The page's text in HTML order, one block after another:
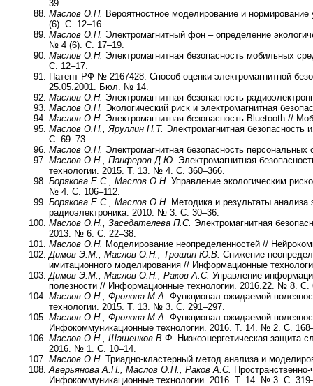
39.
Маслов О.Н. Вероятностное моделирование и
(6). С. 12–16.
Маслов О.Н. Электромагнитный фон – определение
№ 4 (6). С. 17–19.
Маслов О.Н. Электромагнитная безопасность мобильных
С. 12–17.
Патент РФ № 2167428. Способ оценки электромагнитной
25.05.2001. Бюл. № 14.
Маслов О.Н. Электромагнитная безопасность
Маслов О.Н. Экологический риск и электромагнитная
Маслов О.Н. Электромагнитная безопасность Bluetooth //
Маслов О.Н., Яруллин Н.Т. Электромагнитная
С. 69–73.
Маслов О.Н. Электромагнитная безопасность
Маслов О.Н., Панферов Д.Ю. Электромагнитная
технологии. 2015. Т. 13. № 4. С. 360–366.
Борякова Е.С., Маслов О.Н. Управление экологическим
№ 4. C. 106–112.
Борякова Е.С., Маслов О.Н. Методика и результаты анализа
радиоэлектроника. 2010. № 3. С. 30–36.
Маслов О.Н., Заседателева П.С. Электромагнитная
2013. № 6. С. 22–38.
Маслов О.Н. Моделирование неопределенностей //
Димов Э.М., Маслов О.Н., Трошин Ю.В. Снижение
имитационного моделирования // Информационные
Димов Э.М., Маслов О.Н., Раков А.С. Управление
полезности // Информационные технологии. 2016.22. № 8. С.
Маслов О.Н., Фролова М.А. Функционал ожидаемой
технологии. 2015. Т. 13. № 3. С. 291–297.
Маслов О.Н., Фролова М.А. Функционал ожидаемой
Инфокоммуникационные технологии. 2016. Т. 14. № 2. С.
Маслов О.Н., Шашенков В.Ф. Низкоэнергетическая защита
2016. № 1. С. 10–14.
Маслов О.Н. Триадно-кластерный метод анализа и
Аверьянова А.Н., Маслов О.Н., Раков А.С.
Инфокоммуникационные технологии. 2016. Т. 14. № 3. С.